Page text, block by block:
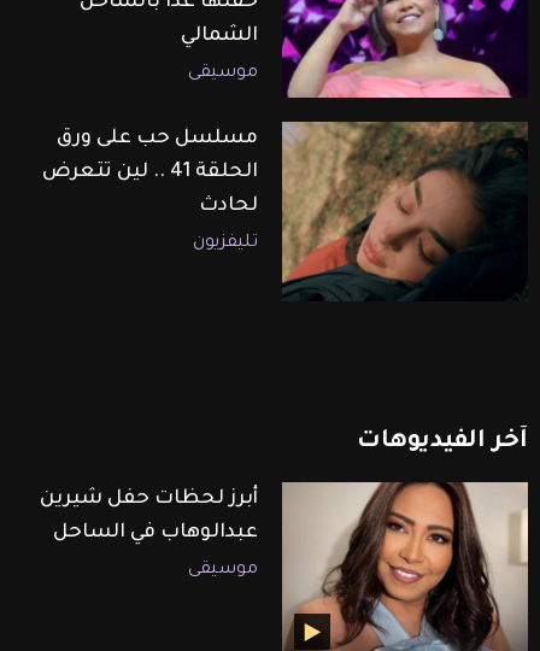
الشمالي
موسيقى
مسلسل حب على ورق
الحلقة 41 .. لين تتعرض
لحادث
تليفزيون
آخر الفيديوهات
أبرز لحظات حفل شيرين
عبدالوهاب في الساحل
موسيقى